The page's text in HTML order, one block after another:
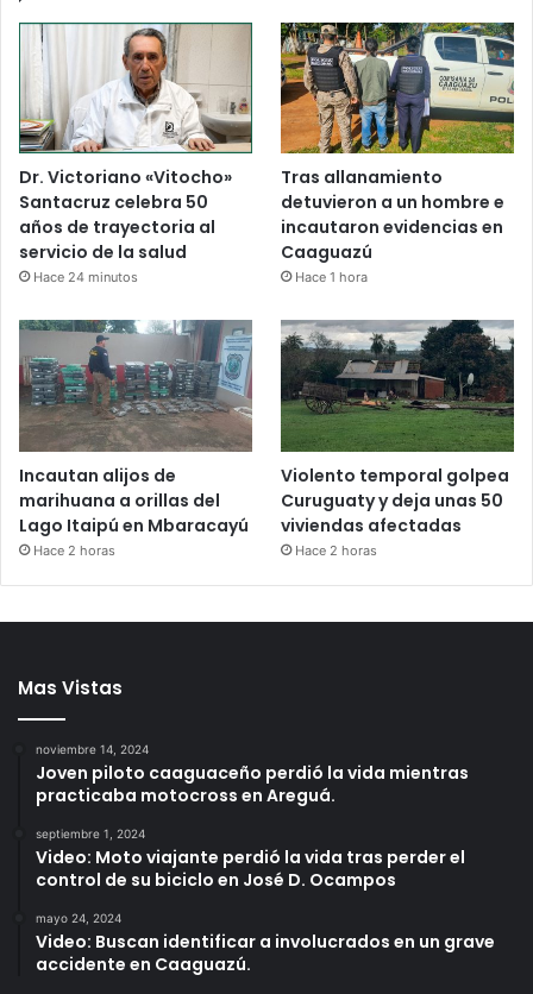
Dr. Victoriano «Vitocho»
Santacruz celebra 50
años de trayectoria al
servicio de la salud
Hace 24 minutos
Tras allanamiento
detuvieron a un hombre e
incautaron evidencias en
Caaguazú
Hace 1 hora
Incautan alijos de
marihuana a orillas del
Lago Itaipú en Mbaracayú
Hace 2 horas
Violento temporal golpea
Curuguaty y deja unas 50
viviendas afectadas
Hace 2 horas
Mas Vistas
noviembre 14, 2024
Joven piloto caaguaceño perdió la vida mientras
practicaba motocross en Areguá.
septiembre 1, 2024
Video: Moto viajante perdió la vida tras perder el
control de su biciclo en José D. Ocampos
mayo 24, 2024
Video: Buscan identificar a involucrados en un grave
accidente en Caaguazú.